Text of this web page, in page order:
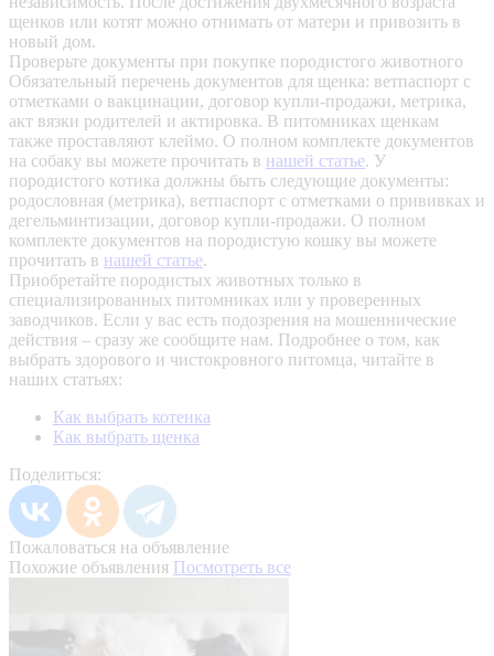
щенков или котят можно отнимать от матери и привозить в
новый дом.
Проверьте документы при покупке породистого животного
Обязательный перечень документов для щенка: ветпаспорт с
отметками о вакцинации, договор купли-продажи, метрика,
акт вязки родителей и актировка. В питомниках щенкам
также проставляют клеймо. О полном комплекте документов
на собаку вы можете прочитать в нашей статье. У
породистого котика должны быть следующие документы:
родословная (метрика), ветпаспорт с отметками о прививках и
дегельминтизации, договор купли-продажи. О полном
комплекте документов на породистую кошку вы можете
прочитать в нашей статье.
Приобретайте породистых животных только в
специализированных питомниках или у проверенных
заводчиков. Если у вас есть подозрения на мошеннические
действия – сразу же сообщите нам. Подробнее о том, как
выбрать здорового и чистокровного питомца, читайте в
наших статьях:
Как выбрать котенка
Как выбрать щенка
Поделиться:
Пожаловаться на объявление
Похожие объявления Посмотреть все